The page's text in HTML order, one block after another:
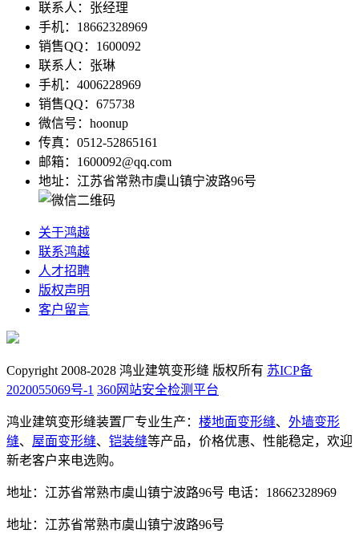
联系人：张经理
手机：18662328969
销售QQ：1600092
联系人：张琳
手机：4006228969
销售QQ：675738
微信号：hoonup
传真：0512-52865161
邮箱：1600092@qq.com
地址：江苏省常熟市虞山镇宁波路96号
关于鸿越
联系鸿越
人才招聘
版权声明
客户留言
Copyright 2008-2028 鸿业建筑变形缝 版权所有 苏ICP备
2020055069号-1 360网站安全检测平台
鸿业建筑变形缝装置厂专业生产： 楼地面变形缝、 外墙变形
缝、 屋面变形缝、 铠装缝等产品，价格优惠、性能稳定，欢迎
新老客户来电选购。
地址：江苏省常熟市虞山镇宁波路96号 电话：18662328969
地址：江苏省常熟市虞山镇宁波路96号